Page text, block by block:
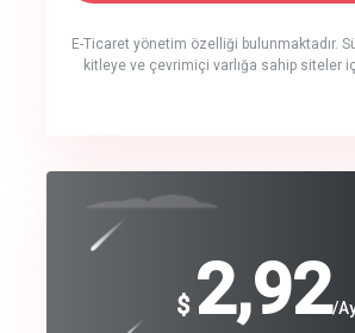
E-Ticaret yönetim özelliği bulunmaktadır.
kitleye ve çevrimiçi varlığa sahip siteler
crm auto cync
track energy costs
$ 2,92/
$
240